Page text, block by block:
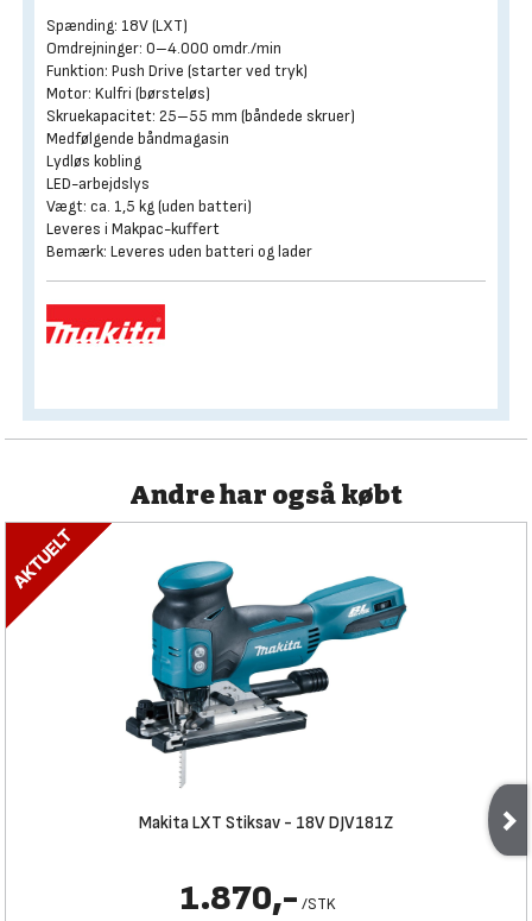
Spænding: 18V (LXT)
Omdrejninger: 0–4.000 omdr./min
Funktion: Push Drive (starter ved tryk)
Motor: Kulfri (børsteløs)
Skruekapacitet: 25–55 mm (båndede skruer)
Medfølgende båndmagasin
Lydløs kobling
LED-arbejdslys
Vægt: ca. 1,5 kg (uden batteri)
Leveres i Makpac-kuffert
Bemærk: Leveres uden batteri og lader
Andre har også købt
Makita LXT Stiksav - 18V DJV181Z
1.870,- /STK